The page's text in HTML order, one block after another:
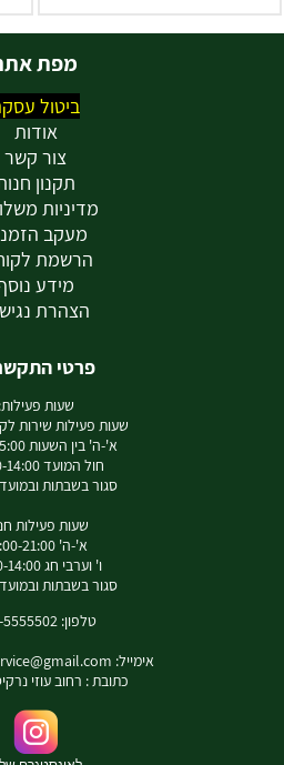
מפת
ביטול
אודות
צור קשר
תקנון
מדיניות
מעקב
הרשמת
מידע
הצהרת
פרטי
שעות פעילות:
שעות פעילות שירות
א'-ה' בין השעות 09:00-15:00
חול המועד 09:00-14:00
סגור בשבתות
שעות פעילות
א'-ה' 09:00-21:00
ו' וערבי חג 09:00-14:00
סגור בשבתות
טלפון: 079-5555502
אימייל:
כתובת : רחוב עוזי נרקיס 9